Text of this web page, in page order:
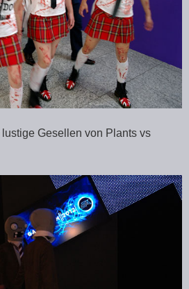
Gesellen von Plants vs